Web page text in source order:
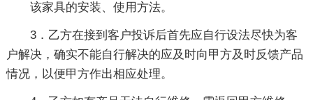
该家具的安装、使用方法。
3．乙方在接到客户投诉后首先应自行设法尽快为客
户解决，确实不能自行解决的应及时向甲方及时反馈产品
情况，以便甲方作出相应处理。